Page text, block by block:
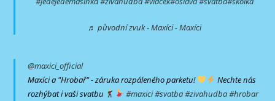
♬ původní zvuk - Maxíci - Maxíci
@maxici_official
Maxíci a "Hrobař" - záruka rozpáleného parketu!
Nechte nás
rozhýbat i vaši svatbu
#maxici#svatba#zivahudba#hrobar